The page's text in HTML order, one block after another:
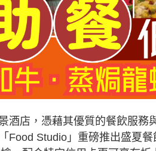
酒店，憑藉其優質的餐飲服
Food Studio」重磅推出盛夏